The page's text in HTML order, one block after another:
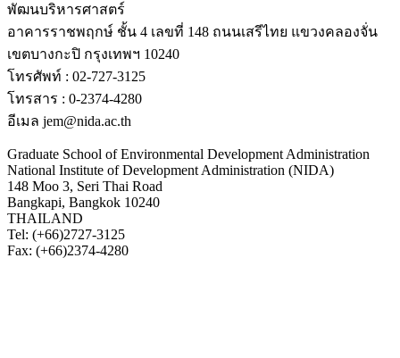
พัฒนบริหารศาสตร์
อาคารราชพฤกษ์ ชั้น 4 เลขที่ 148 ถนนเสรีไทย แขวงคลองจั่น
เขตบางกะปิ กรุงเทพฯ 10240
โทรศัพท์ : 02-727-3125
โทรสาร : 0-2374-4280
อีเมล jem@nida.ac.th
Graduate School of Environmental Development Administration
National Institute of Development Administration (NIDA)
148 Moo 3, Seri Thai Road
Bangkapi, Bangkok 10240
THAILAND
Tel: (+66)2727-3125
Fax: (+66)2374-4280